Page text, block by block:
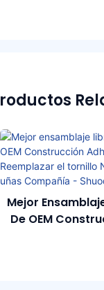
Mejor
De OEM